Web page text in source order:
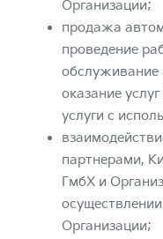
Организации;
продажа
проведение
обслуживание
оказание
услуги с
партнерами,
ГмбХ и
Организации;